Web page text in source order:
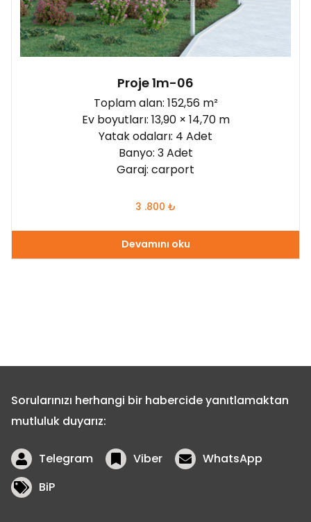
Proje 1m-06
Toplam alan: 152,56 m²
Ev boyutları: 13,90 × 14,70 m
Yatak odaları: 4 Adet
Banyo: 3 Adet
Garaj: carport
3 .800 ₺
Devamını oku
Sorularınızı herhangi bir habercide yanıtlamaktan
mutluluk duyarız:
Telegram Viber
WhatsApp
BiP